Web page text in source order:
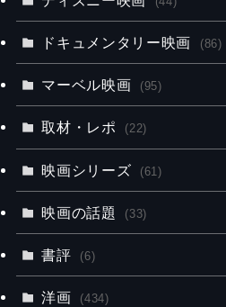
ドキュメンタリー映画 (86)
マーベル映画 (95)
取材・レポ (22)
映画シリーズ (61)
映画の話題 (33)
書評 (6)
洋画 (434)